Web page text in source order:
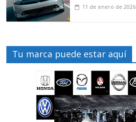
11 de enero de 2026
Tu marca puede estar aquí